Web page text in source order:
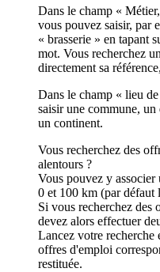
Dans le champ «
vous pouvez saisir, par
« brasserie » en tapant
mot. Vous recherchez
directement sa
Dans le champ « lieu
saisir une commune,
un continent.
Vous recherchez des
alentours ?
Vous pouvez y
0 et 100 km (par défaut
Si vous recherchez des
devez alors effectuer
Lancez votre recherche
offres d'emploi
restituée.